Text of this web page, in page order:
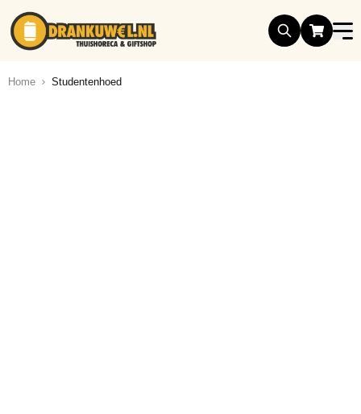
Ga naar de inhoud
Home Studentenhoed